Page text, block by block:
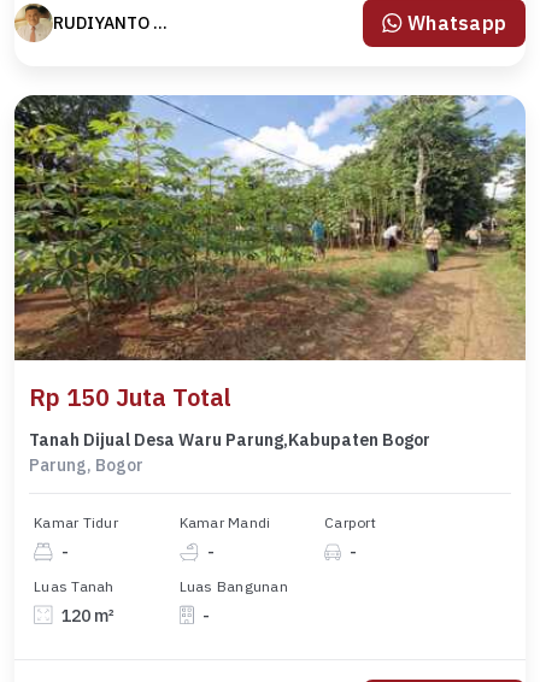
RUDIYANTO yanto Whatsapp
Rp 150 Juta Total
Tanah Dijual Desa Waru Parung,Kabupaten Bogor
Parung, Bogor
Kamar Tidur
-
Kamar Mandi
-
Carport
-
Luas Tanah
120 m²
Luas Bangunan
-